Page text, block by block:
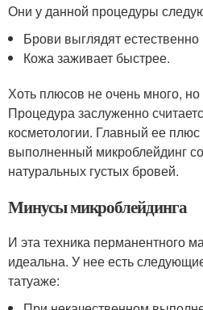
Они у данной процедуры
Брови выглядят
Кожа заживает быстрее.
Хоть плюсов не очень много,
Процедура заслуженно
косметологии. Главный ее
выполненный микроблейдинг
натуральных густых бровей.
Минусы микроблейдинга
И эта техника перманентного
идеальна. У нее есть
татуаже: